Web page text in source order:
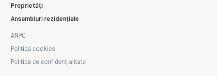
Proprietăți
Ansambluri rezidențiale
ANPC
Politică cookies
Politică de confidențialitate